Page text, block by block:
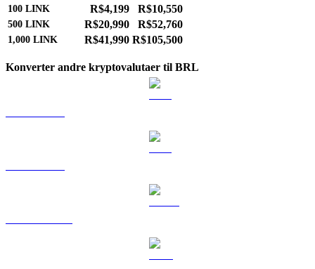
100 LINK R$4,199 R$10,550
500 LINK R$20,990 R$52,760
1,000 LINK R$41,990 R$105,500
Konverter andre kryptovalutaer til BRL